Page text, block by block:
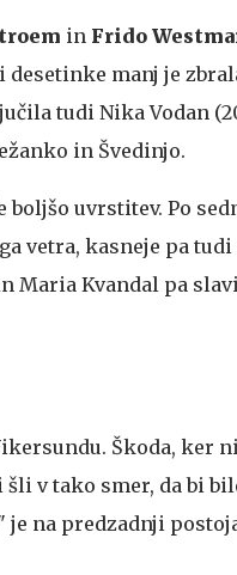
in Frido
manj je
tudi Nika Vodan
in Švedinjo.
uvrstitev. Po
vetra, kasneje pa
Maria Kvandal pa
Škoda, ker
v tako smer, da bi
je na predzadnji